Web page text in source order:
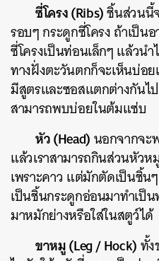
ซี่โครง(Ribs)ชิ้นส่วนนี้
รอบๆกระดูกซี่โครงถ้าเป็น
ซี่โครงเป็นท่อนเล็กๆแล้วนำ
ทางฝั่งตะวันตกก็จะเห็นบ่อย
มีสูตรและซอสแตกต่างกันไป
สามารถพบบ่อยในต้มแซ่บ
หัว(Head)นอกจากจะ
แล้วเราสามารถกินส่วนหัวห
เพราะคาว แต่มักตัดเป็นชิ้นๆ
เป็นชิ้นกระดูกอ่อนมาทำเป็
มาหมักย่างหรือใส่ในสตูว์ได้
ขาหมู(Leg / Hock)ทั้